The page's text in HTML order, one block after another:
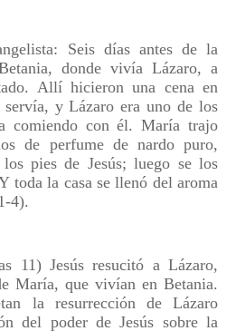
Seis días antes de la
donde vivía Lázaro, a
Allí hicieron una cena en
servía, y Lázaro era uno de los
comiendo con él. María trajo
de perfume de nardo puro,
pies de Jesús; luego se los
toda la casa se llenó del aroma
4).
11) Jesús resucitó a Lázaro,
María, que vivían en Betania.
la resurrección de Lázaro
del poder de Jesús sobre la